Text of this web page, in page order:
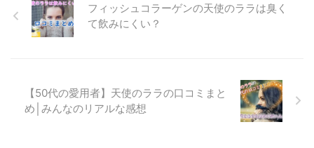
で自分の事は二の次」なんていう
人も多いのでは？ いつの間にか
増えてしまったシワやほうれい
を遣う50代の人には、無添加コ
フィッシュコラーゲンの天使のララは臭く
て飲みにくい？
【50代の愛用者】天使のララの口コミまと
め│みんなのリアルな感想